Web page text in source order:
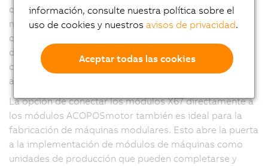
que sea mucho más fácil implementar arquitecturas
modulares y funciones opcionales de la máquina, ya
que se pueden conectar fácilmente a la línea principal
de la máquina con cables híbridos (y con el
correspondiente dimensionamiento de la fuente de
alimentación).
La opción de conectar los módulos X67 directamente a
los módulos ACOPOSmotor también es ideal para la
fabricación de máquinas modulares. Esto abre la puerta
a la implementación de módulos de máquinas como
unidades de producción que pueden completarse y
información, consulte nuestra política sobre el
uso de cookies y nuestrosavisos de privacidad.
Aceptar todas las cookies